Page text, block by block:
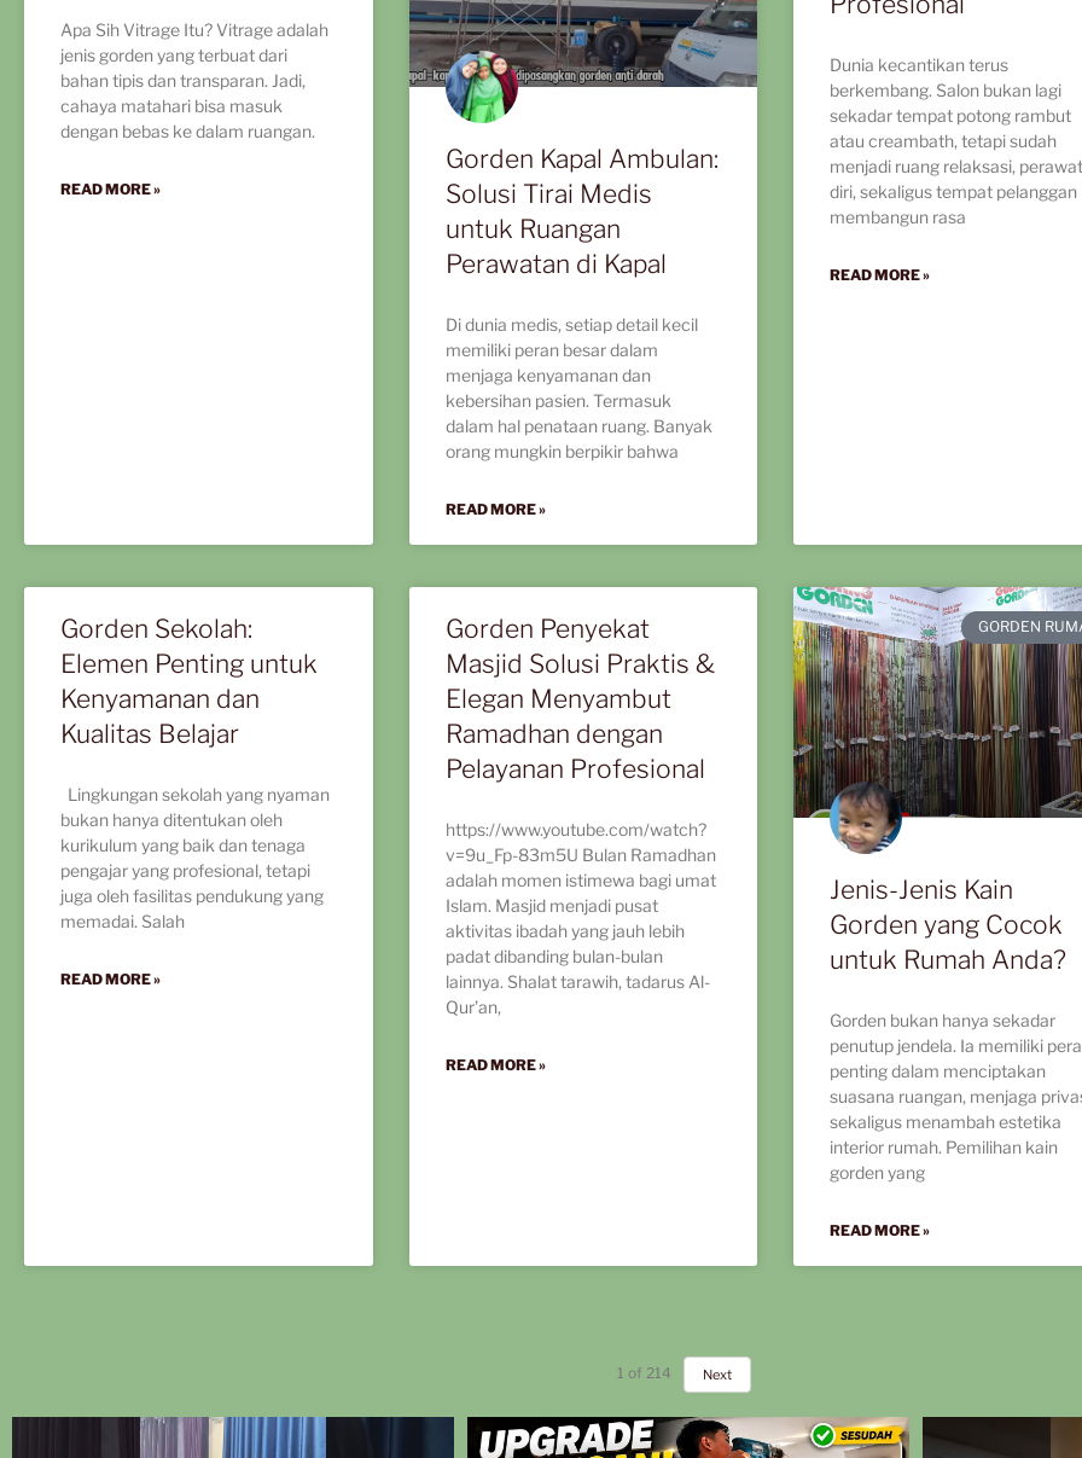
Apa Sih Vitrage Itu? Vitrage adalah
jenis gorden yang terbuat dari
bahan tipis dan transparan. Jadi,
cahaya matahari bisa masuk
dengan bebas ke dalam ruangan.
READ MORE »
Gorden Kapal Ambulan:
Solusi Tirai Medis
untuk Ruangan
Perawatan di Kapal
Di dunia medis, setiap detail kecil
memiliki peran besar dalam
menjaga kenyamanan dan
kebersihan pasien. Termasuk
dalam hal penataan ruang. Banyak
orang mungkin berpikir bahwa
READ MORE »
Dunia kecantikan terus
berkembang. Salon bukan lagi
sekadar tempat potong rambut
atau creambath, tetapi sudah
menjadi ruang relaksasi,
diri, sekaligus tempat pelanggan
membangun rasa
READ MORE »
Gorden Sekolah:
Elemen Penting untuk
Kenyamanan dan
Kualitas Belajar
Lingkungan sekolah yang nyaman
bukan hanya ditentukan oleh
kurikulum yang baik dan tenaga
pengajar yang profesional, tetapi
juga oleh fasilitas pendukung yang
memadai. Salah
READ MORE »
Gorden Penyekat
Masjid Solusi Praktis &
Elegan Menyambut
Ramadhan dengan
Pelayanan Profesional
https://www.youtube.com/watch?
v=9u_Fp-83m5U Bulan Ramadhan
adalah momen istimewa bagi umat
Islam. Masjid menjadi pusat
aktivitas ibadah yang jauh lebih
padat dibanding bulan-bulan
lainnya. Shalat tarawih, tadarus Al-
Qur’an,
READ MORE »
GORDEN
Jenis-Jenis Kain
Gorden yang Cocok
untuk Rumah Anda?
Gorden bukan hanya sekadar
penutup jendela. Ia memiliki
penting dalam menciptakan
suasana ruangan, menjaga
sekaligus menambah estetika
interior rumah. Pemilihan kain
gorden yang
READ MORE »
1 of 214 Next